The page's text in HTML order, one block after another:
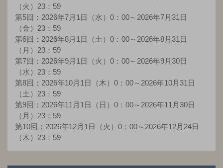
（火）23：59
第5回：2026年7月1日（水）0：00～2026年7月31日
（金）23：59
第6回：2026年8月1日（土）0：00～2026年8月31日
（月）23：59
第7回：2026年9月1日（火）0：00～2026年9月30日
（水）23：59
第8回：2026年10月1日（木）0：00～2026年10月31日
（土）23：59
第9回：2026年11月1日（日）0：00～2026年11月30日
（月）23：59
第10回：2026年12月1日（火）0：00～2026年12月24日
（木）23：59